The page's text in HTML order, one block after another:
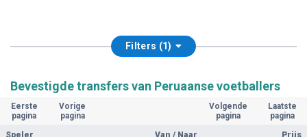
Filters (1)
Bevestigde transfers van Peruaanse voetballers
Eerste
pagina
Vorige
pagina
Volgende
pagina
Laatste
pagina
Speler
Van / Naar Prijs